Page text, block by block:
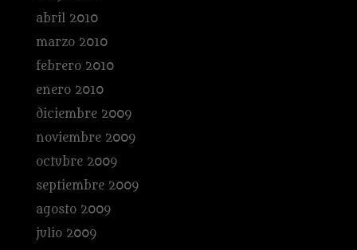
abril 2010
marzo 2010
febrero 2010
enero 2010
diciembre 2009
noviembre 2009
octubre 2009
septiembre 2009
agosto 2009
julio 2009